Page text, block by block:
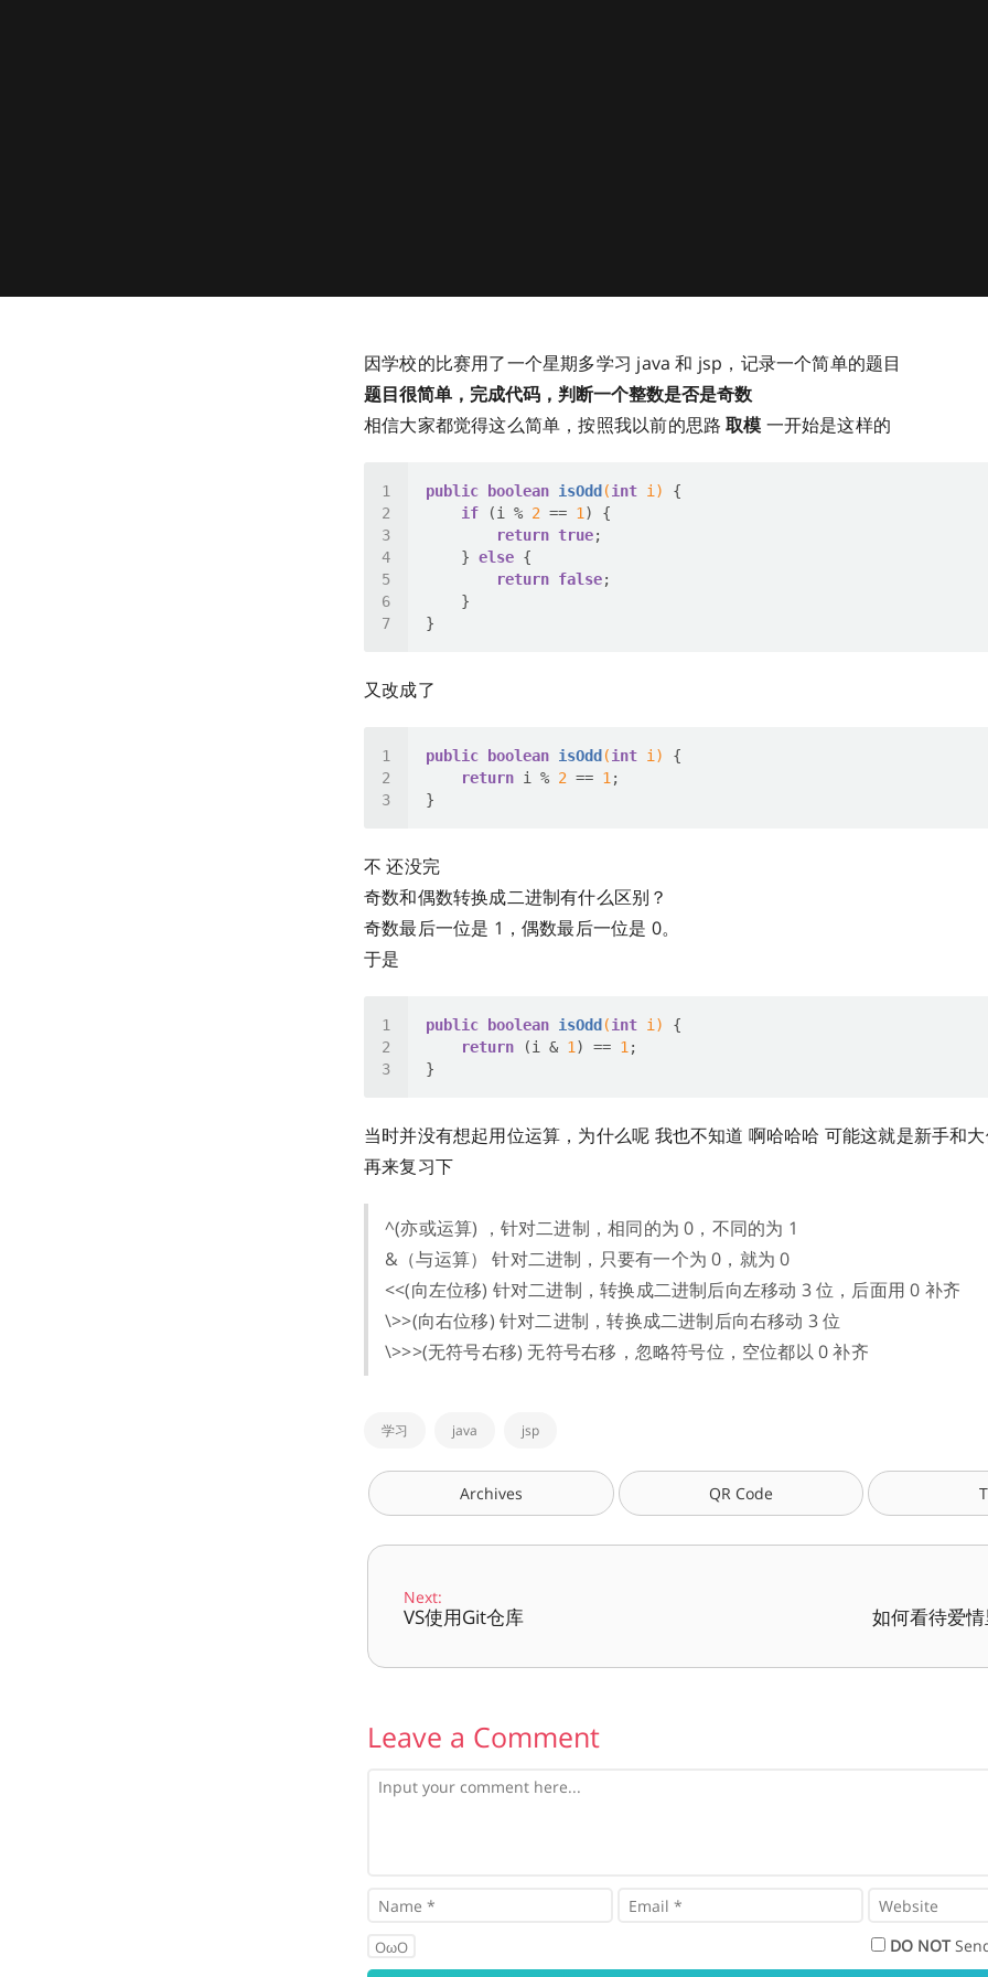
因学校的比赛用了一个星期多学习 java 和 jsp，记录一个简单的题目
题目很简单，完成代码，判断一个整数是否是奇数
相信大家都觉得这么简单，按照我以前的思路取模 一开始是这样的
public boolean isOdd (int i)
if (i % 2 == 1
return true
    }
else
return false
又改成了
public boolean isOdd (int i)
return i % 2 == 1
不 还没完
奇数和偶数转换成二进制有什么区别？
奇数最后一位是 1，偶数最后一位是 0。
于是
public boolean isOdd (int i)
return (i & 1 ) == 1
当时并没有想起用位运算，为什么呢 我也不知道 啊哈哈哈 可能这就是新手和
再来复习下
^(亦或运算) ，针对二进制，相同的为 0，不同的为 1
&（与运算） 针对二进制，只要有一个为 0，就为 0
<<(向左位移) 针对二进制，转换成二进制后向左移动 3 位，后面用 0 补齐
\>>(向右位移) 针对二进制，转换成二进制后向右移动 3 位
\>>>(无符号右移) 无符号右移，忽略符号位，空位都以 0 补齐
学习 java jsp
Archives QR Code
Next:
VS使用Git仓库 如何看待爱
Leave a Comment
OωO DO NOT